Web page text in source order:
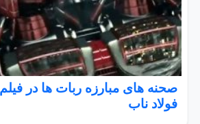
صحنه های مبارزه ربات ها در فیلم
فولاد ناب